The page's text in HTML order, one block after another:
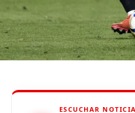
durante el partido ante
2026. Con este panorama,
Alianza Lima no preste
a los celestes, por lo que se
ESCUCHAR